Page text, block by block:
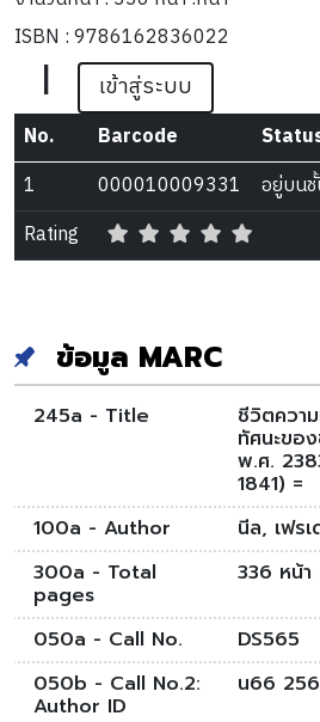
ISBN : 9786162836022
| เข้าสู่ระบบ
No. Barcode
1
000010009331 อยู่บน
Rating
ข้อมูล MARC
245a - Title ชีวิตควา
ทัศนะของ
พ.ศ.
1841) =
100a - Author
นีล, เฟร
300a - Total
pages
336 หน้า
050a - Call No.
DS565
050b - Call No.2:
Author ID
น66